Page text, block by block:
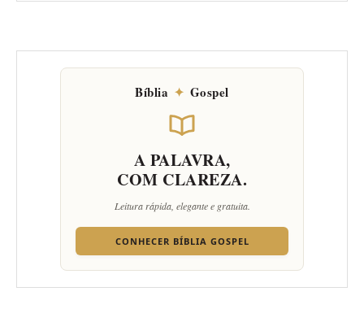
Bíblia ✦ Gospel
A PALAVRA,
COM CLAREZA.
Leitura rápida, elegante e gratuita.
CONHECER BÍBLIA GOSPEL